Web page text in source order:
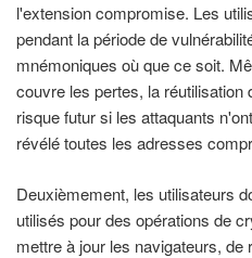
l'extension compromise. Les
pendant la période de
mnémoniques où que ce soit.
couvre les pertes, la
risque futur si les attaquants
révélé toutes les adresses
Deuxièmement, les utilisateurs
utilisés pour des opérations de
mettre à jour les navigateurs, de